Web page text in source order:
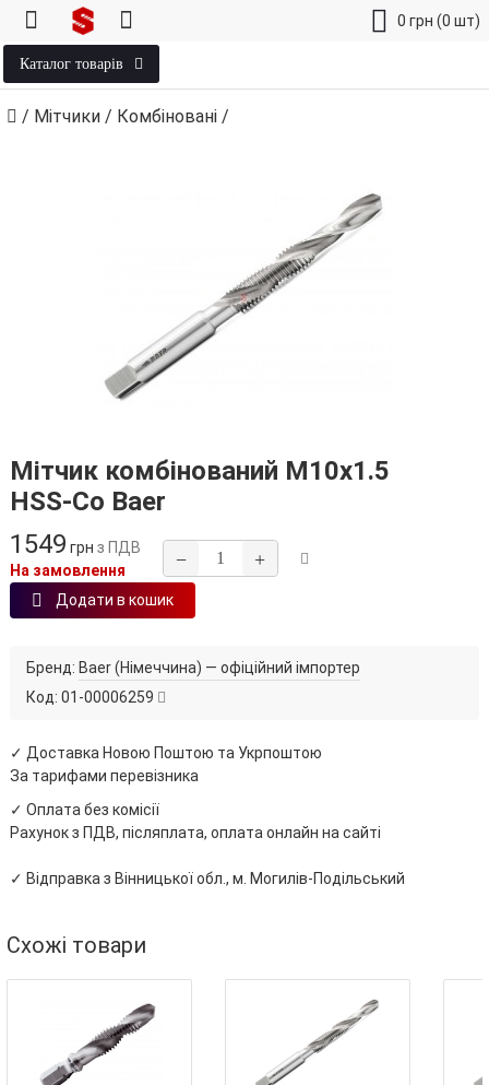
0 грн (0 шт)
Каталог товарів
/ Мітчики / Комбіновані /
Мітчик комбінований М10х1.5
HSS‑Co Baer
1549 грн з ПДВ
На замовлення
− +
Додати в кошик
Бренд: Baer (Німеччина) — офіційний імпортер
Код: 01-00006259
✓ Доставка Новою Поштою та Укрпоштою
За тарифами перевізника
✓ Оплата без комісії
Рахунок з ПДВ, післяплата, оплата онлайн на сайті
✓ Відправка з Вінницької обл., м. Могилів-Подільський
Схожі товари